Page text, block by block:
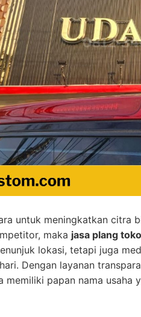
untuk meningkatkan citra
maka jasa plang
lokasi, tetapi juga
Dengan layanan
memiliki papan nama